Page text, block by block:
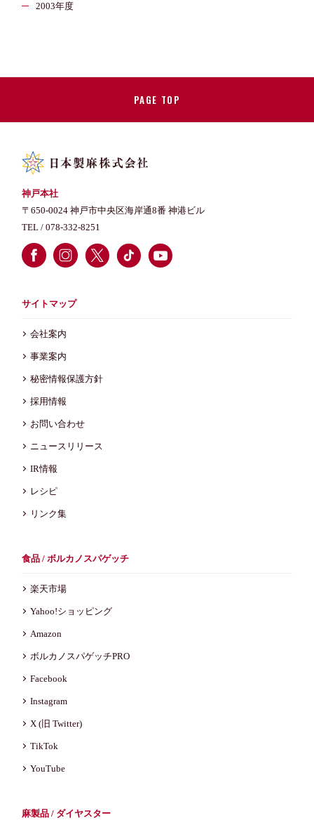
2003年度
PAGE TOP
神戸本社
〒650-0024 神戸市中央区海岸通8番 神港ビル
TEL /078-332-8251
サイトマップ
会社案内
事業案内
秘密情報保護方針
採用情報
お問い合わせ
ニュースリリース
IR情報
レシピ
リンク集
食品 / ボルカノスパゲッチ
楽天市場
Yahoo!ショッピング
Amazon
ボルカノスパゲッチPRO
Facebook
Instagram
X (旧 Twitter)
TikTok
YouTube
麻製品 / ダイヤスター